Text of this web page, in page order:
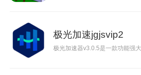
极光加速jgjsvip2
极光加速器v3.0.5是一款功能强